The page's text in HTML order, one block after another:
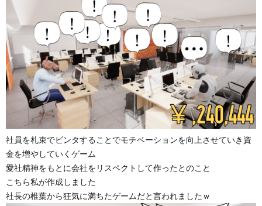
社員を札束でビンタすることでモチベーションを向上させていき資
金を増やしていくゲーム
愛社精神をもとに会社をリスペクトして作ったとのこと
こちら私が作成しました
社長の椎葉から狂気に満ちたゲームだと言われましたｗ